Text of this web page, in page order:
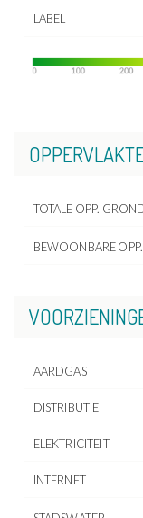
LABEL
TOTALE OPP.
BEWOONBARE OPP.
AARDGAS
DISTRIBUTIE
ELEKTRICITEIT
INTERNET